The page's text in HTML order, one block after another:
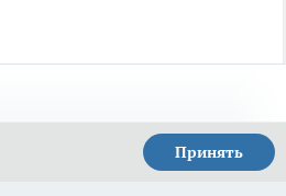
Принять